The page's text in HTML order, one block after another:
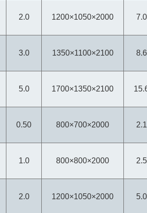
2.0 1200×1050×2000 7.0
3.0 1350×1100×2100 8.6
5.0 1700×1350×2100
0.50 800×700×2000 2.1
1.0 800×800×2000 2.5
2.0 1200×1050×2000 5.0